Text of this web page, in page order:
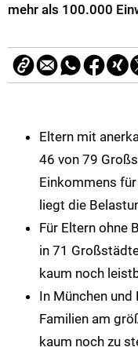
mehr als 100.000
Eltern mit
46 von 79
Einkommens
liegt die
Für Eltern ohne
in 71
kaum noch
In München
Familien am
kaum noch zu